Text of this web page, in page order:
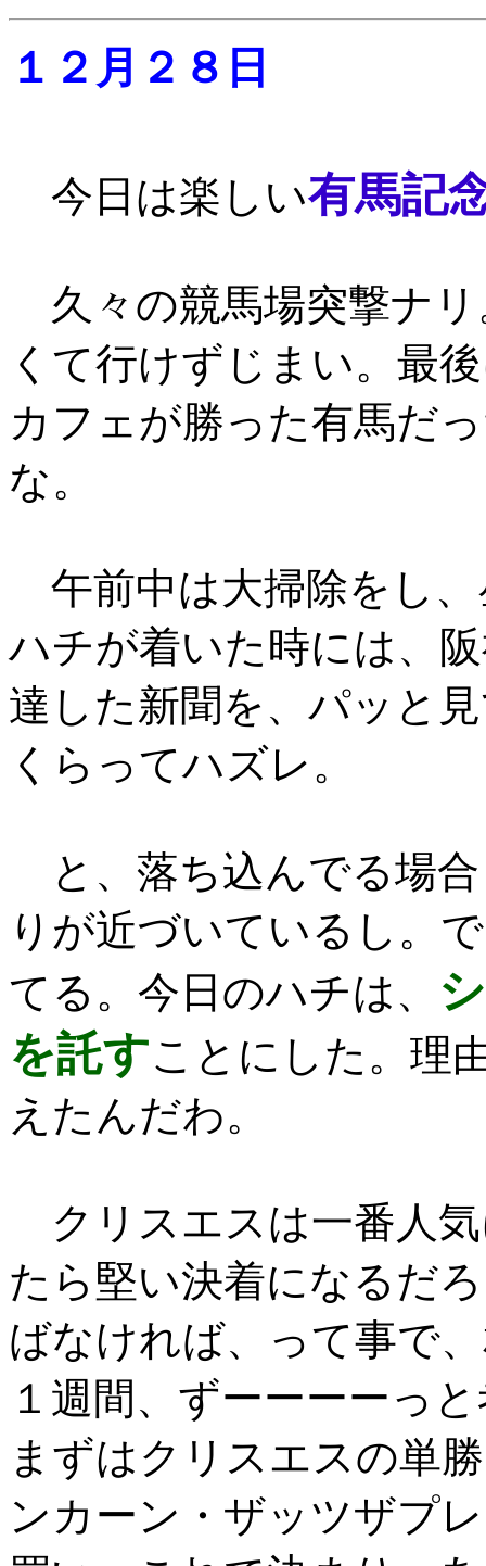
１２月２８日
今日は楽しい有馬記
久々の競馬場突撃ナ
くて行けずじまい。最
カフェが勝った有馬だ
な。
午前中は大掃除をし
ハチが着いた時には、
達した新聞を、パッと
くらってハズレ。
と、落ち込んでる場
りが近づいているし。
てる。今日のハチは、
を託すことにした。理
えたんだわ。
クリスエスは一番人
たら堅い決着になるだ
ばなければ、って事で
１週間、ずーーーーっ
まずはクリスエスの単
ンカーン・ザッツザプ